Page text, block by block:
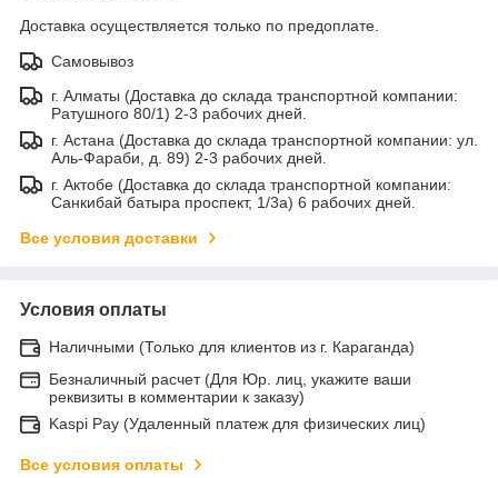
Доставка осуществляется только по предоплате.
Самовывоз
г. Алматы (Доставка до склада транспортной компании:
Ратушного 80/1) 2-3 рабочих дней.
г. Астана (Доставка до склада транспортной компании: ул.
Аль-Фараби, д. 89) 2-3 рабочих дней.
г. Актобе (Доставка до склада транспортной компании:
Санкибай батыра проспект, 1/3а) 6 рабочих дней.
Все условия доставки
Условия оплаты
Наличными (Только для клиентов из г. Караганда)
Безналичный расчет (Для Юр. лиц, укажите ваши
реквизиты в комментарии к заказу)
Kaspi Pay (Удаленный платеж для физических лиц)
Все условия оплаты